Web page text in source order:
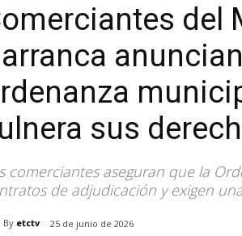
del
sus
comerciantes aseguran que la
de adjudicación y exigen
By etctv 25 de junio de 2026